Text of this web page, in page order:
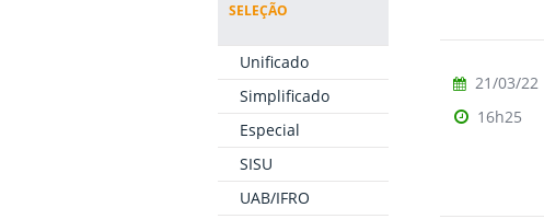
SELEÇÃO
Unificado
Simplificado
Especial
SISU
UAB/IFRO
21/03/22
16h25